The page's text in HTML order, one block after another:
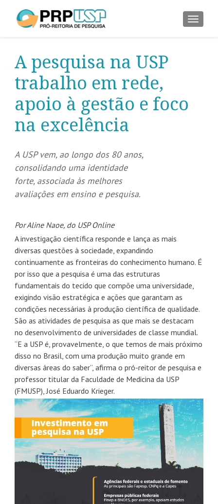
A pesquisa na USP
trabalho em rede,
apoio à gestão e foco
na excelência
A USP vem, ao longo dos 80 anos,
consolidando uma identidade
forte, associada às melhores
avaliações em ensino e pesquisa.
Por Aline Naoe, do USP Online
A investigação científica responde e lança as mais
diversas questões à sociedade, expandindo
continuamente as fronteiras do conhecimento humano. É
por isso que a pesquisa é uma das estruturas
fundamentais do tecido que compõe uma universidade,
exigindo visão estratégica e ações que garantam as
condições necessárias à produção científica de qualidade.
São as atividades de pesquisa as que mais se destacam
no desenvolvimento de universidades de classe mundial.
“E a USP é, provavelmente, o que temos de mais próximo
disso no Brasil, com uma produção muito grande em
diversas áreas do saber”, afirma o pró-reitor de pesquisa e
professor titular da Faculdade de Medicina da USP
(FMUSP), José Eduardo Krieger.